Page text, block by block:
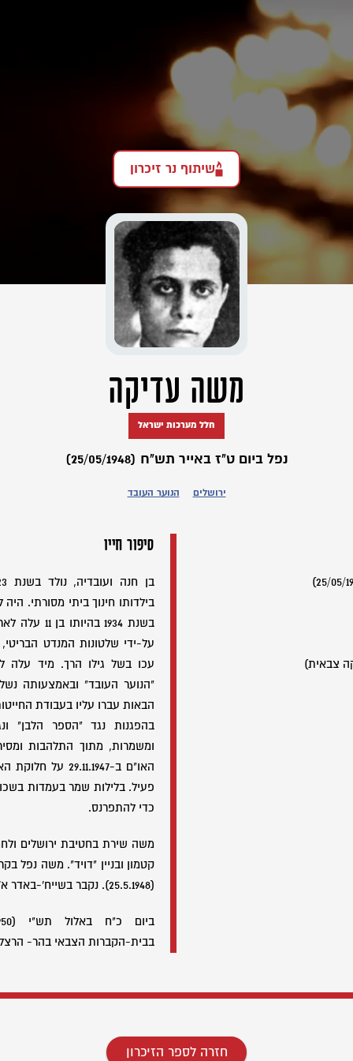
שיתוף נר זיכרון
משה עדיקה
חלל מערכות ישראל
נפל ביום ט"ז באייר תש"ח (25/05/1948)
ירושלים הנוער העובד
צבאית)
סיפור חייו
בילדותו חינוך ביתי מסורתי.
בשנת 1934
על-ידי שלטונות המנדט
עכו בשל גילו הרך. מיד עלה
"הנוער העובד" ובאמצעותה
הבאות עברו עליו בעבודת
בהפגנות נגד "הספר הלבן"
ומשמרות, מתוך התלהבות
האו"ם ב-
פעיל. בלילות שמר בעמדות
כדי להתפרנס.
משה שירת בחטיבת ירושלים
קטמון ובניין "דויד". משה נפל
(25.5.1948). נקבר בשייח'-באדר א'. הניח אחריו אישה ובת.
בבית-הקברות הצבאי בהר- הרצל
חזרה לספר הזיכרון